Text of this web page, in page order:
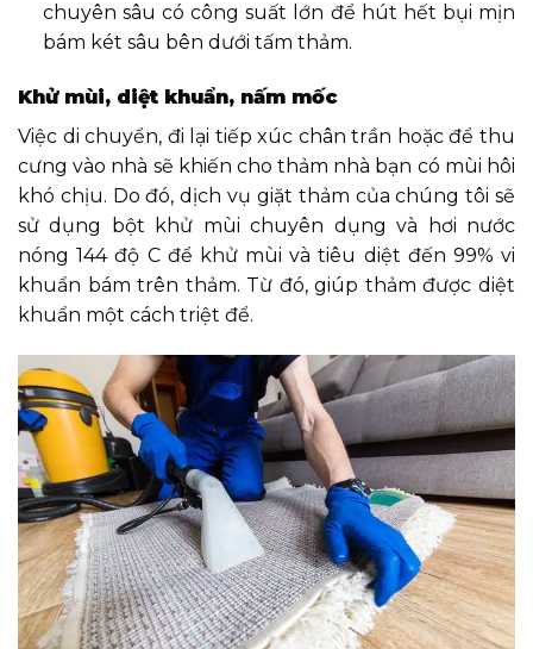
chuyên sâu có công suất lớn để hút hết bụi mịn
bám két sâu bên dưới tấm thảm.
Khử mùi, diệt khuẩn, nấm mốc
Việc di chuyển, đi lại tiếp xúc chân trần hoặc để thu
cưng vào nhà sẽ khiến cho thảm nhà bạn có mùi hôi
khó chịu. Do đó, dịch vụ giặt thảm của chúng tôi sẽ
sử dụng bột khử mùi chuyên dụng và hơi nước
nóng 144 độ C để khử mùi và tiêu diệt đến 99% vi
khuẩn bám trên thảm. Từ đó, giúp thảm được diệt
khuẩn một cách triệt để.